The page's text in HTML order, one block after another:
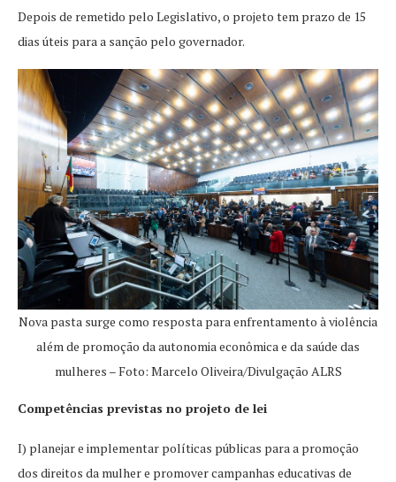
Depois de remetido pelo Legislativo, o projeto tem prazo de 15
dias úteis para a sanção pelo governador.
Nova pasta surge como resposta para enfrentamento à violência
além de promoção da autonomia econômica e da saúde das
mulheres – Foto: Marcelo Oliveira/Divulgação ALRS
Competências previstas no projeto de lei
I) planejar e implementar políticas públicas para a promoção
dos direitos da mulher e promover campanhas educativas de